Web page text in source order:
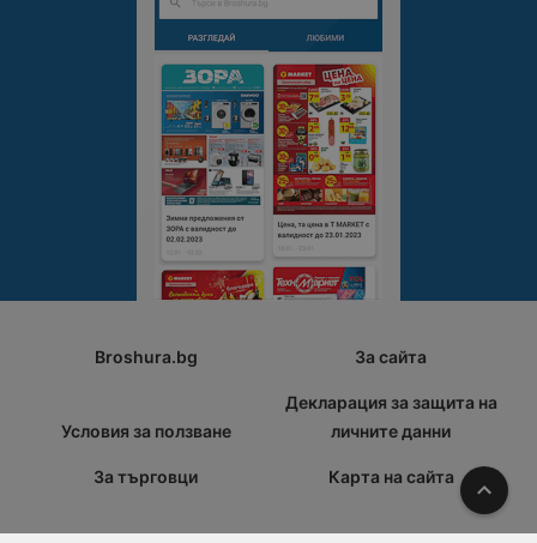
Broshura.bg За сайта
Условия за ползване
Декларация за защита на
личните данни
За търговци Карта на сайта